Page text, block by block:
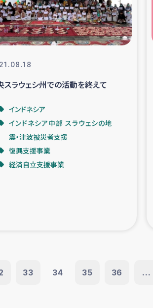
援 女
業
スラウェシ州での活動を終えて
インドネシア
インドネシア中部 スラウェシの地
震・津波被災者支援
復興支援事業
経済自立支援事業
33 34 35 36 ...